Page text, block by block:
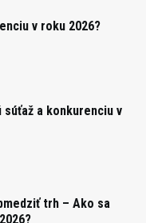
v roku 2026?
súťaž a konkurenciu v
trh – Ako sa